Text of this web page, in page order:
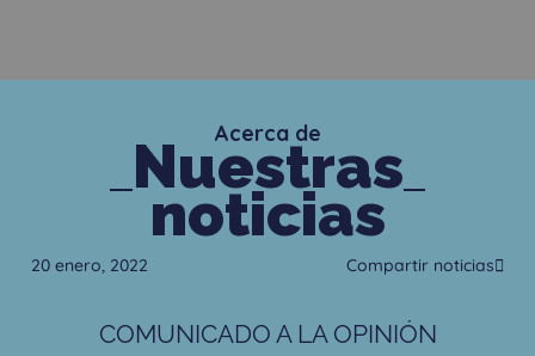
Acerca de
Nuestras
noticias
20 enero, 2022 Compartir noticias
COMUNICADO A LA OPINIÓN